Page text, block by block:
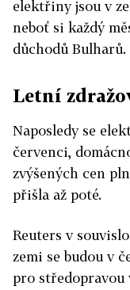
elektřiny jsou v
neboť si každý
důchodů Bulharů.
Letní
Naposledy se
červenci,
zvýšených cen
přišla až poté.
Reuters v
zemi se budou v
pro středopravou